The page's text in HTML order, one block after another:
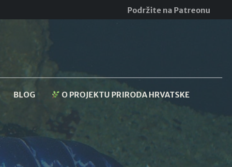
Podržite na Patreonu
BLOG O PROJEKTU PRIRODA HRVATSKE